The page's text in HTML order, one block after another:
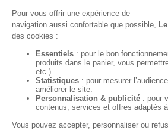
Conditions Générales de vente magasin
Conditions Générales de vente internet
Mentions Légales
Données personnelles
Codes promo Le Roi du Matelas